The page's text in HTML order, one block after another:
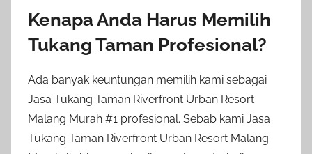
Kenapa Anda Harus Memilih
Tukang Taman Profesional?
Ada banyak keuntungan memilih kami sebagai
Jasa Tukang Taman Riverfront Urban Resort
Malang Murah #1 profesional. Sebab kami Jasa
Tukang Taman Riverfront Urban Resort Malang